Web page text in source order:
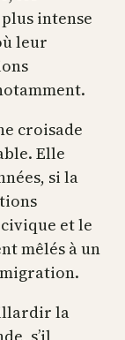
intense
leur
croisade
Elle
si la
et le
mêlés à un
la